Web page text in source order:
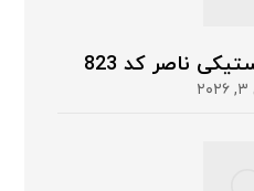
ناصر کد 823